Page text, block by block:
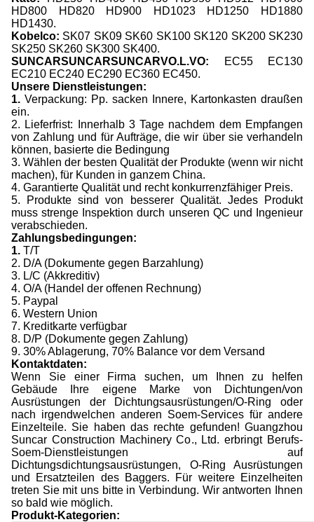
HD800 HD820 HD900 HD1023 HD1250 HD1880
HD1430.
Kobelco: SK07 SK09 SK60 SK100 SK120 SK200 SK230
SK250 SK260 SK300 SK400.
SUNCARSUNCARSUNCARVO.L.VO: EC55 EC130
EC210 EC240 EC290 EC360 EC450.
Unsere Dienstleistungen:
1. Verpackung: Pp. sacken Innere, Kartonkasten draußen
ein.
2. Lieferfrist: Innerhalb 3 Tage nachdem dem Empfangen
von Zahlung und für Aufträge, die wir über sie verhandeln
können, basierte die Bedingung
3. Wählen der besten Qualität der Produkte (wenn wir nicht
machen), für Kunden in ganzem China.
4. Garantierte Qualität und recht konkurrenzfähiger Preis.
5. Produkte sind von besserer Qualität. Jedes Produkt
muss strenge Inspektion durch unseren QC und Ingenieur
verabschieden.
Zahlungsbedingungen:
1. T/T
2. D/A (Dokumente gegen Barzahlung)
3. L/C (Akkreditiv)
4. O/A (Handel der offenen Rechnung)
5. Paypal
6. Western Union
7. Kreditkarte verfügbar
8. D/P (Dokumente gegen Zahlung)
9. 30% Ablagerung, 70% Balance vor dem Versand
Kontaktdaten:
Wenn Sie einer Firma suchen, um Ihnen zu helfen
Gebäude Ihre eigene Marke von Dichtungen/von
Ausrüstungen der Dichtungsausrüstungen/O-Ring oder
nach irgendwelchen anderen Soem-Services für andere
Einzelteile. Sie haben das rechte gefunden! Guangzhou
Suncar Construction Machinery Co., Ltd. erbringt Berufs-
Soem-Dienstleistungen auf
Dichtungsdichtungsausrüstungen, O-Ring Ausrüstungen
und Ersatzteilen des Baggers. Für weitere Einzelheiten
treten Sie mit uns bitte in Verbindung. Wir antworten Ihnen
so bald wie möglich.
Produkt-Kategorien: